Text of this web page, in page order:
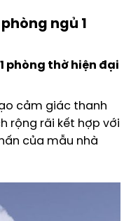
ngủ 1
phòng thờ hiện đại
cảm giác thanh
rộng rãi kết hợp với
của mẫu nhà